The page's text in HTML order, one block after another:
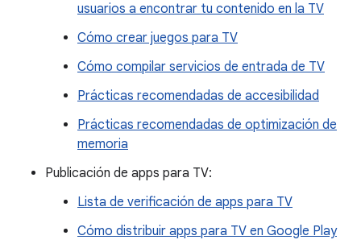
usuarios a encontrar tu contenido en la TV
Cómo crear juegos para TV
Cómo compilar servicios de entrada de TV
Prácticas recomendadas de accesibilidad
Prácticas recomendadas de optimización de
memoria
Publicación de apps para TV:
Lista de verificación de apps para TV
Cómo distribuir apps para TV en Google Play